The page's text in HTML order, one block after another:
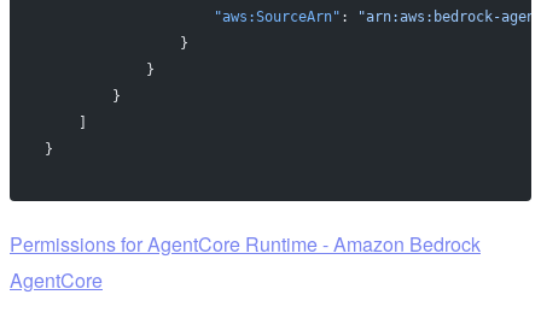
                    "aws:SourceArn"
:
"arn:aws:bedrock-
                }
            }
        }
}
Permissions for AgentCore Runtime - Amazon Bedrock
AgentCore